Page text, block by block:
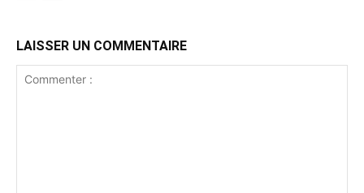
LAISSER UN COMMENTAIRE